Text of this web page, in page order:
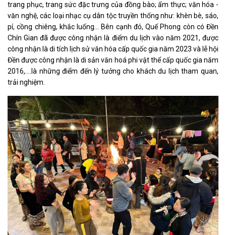
trang phục, trang sức đặc trưng của đồng bào; ẩm thực; văn hóa -
văn nghệ, các loại nhạc cụ dân tộc truyền thống như: khèn bè, sáo,
pí, cồng chiêng, khắc luống... Bên cạnh đó, Quế Phong còn có Đền
Chín Gian đã được công nhận là điểm du lịch vào năm 2021, được
công nhận là di tích lịch sử văn hóa cấp quốc gia năm 2023 và lễ hội
Đền được công nhận là di sản văn hoá phi vật thể cấp quốc gia năm
2016,….là những điểm đến lý tưởng cho khách du lịch tham quan,
trải nghiệm.